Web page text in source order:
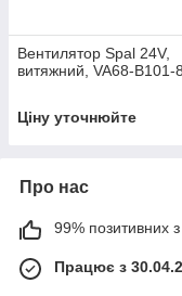
Вентилятор Spal 24V,
витяжний, VA68-B101-
Ціну уточнюйте
Про нас
99% позитивних з
Працює з